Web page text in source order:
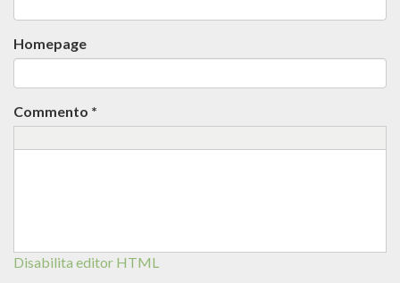
Homepage
Commento *
Disabilita editor HTML